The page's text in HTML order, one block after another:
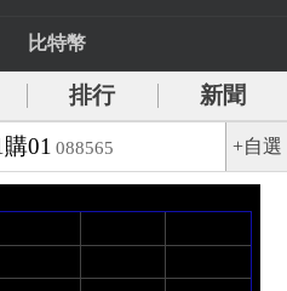
比特幣
排行
新聞
01 088565 +自選